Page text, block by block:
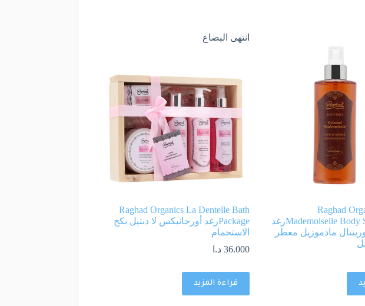
Raghad
Mademoiselle Body Splash 250Mlرغد
مادموزيل معطر
انتهى البضاع
Raghad Organics La Dentelle Bath
Packageرغد أورجانيكس لا دنتيل بكج
الاستحمام
36.000 د.ا
قراءة المزيد